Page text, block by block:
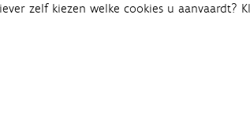
zelf kiezen welke cookies u aanvaardt?
en bestuursniveaus die bij het waterbeleid
geïntegreerde aanpak van het waterbeleid en